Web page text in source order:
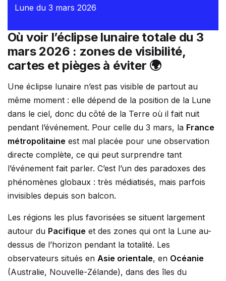
Lune du 3 mars 2026
Où voir l’éclipse lunaire totale du 3
mars 2026 : zones de visibilité,
cartes et pièges à éviter 🌍
Une éclipse lunaire n’est pas visible de partout au
même moment : elle dépend de la position de la Lune
dans le ciel, donc du côté de la Terre où il fait nuit
pendant l’événement. Pour celle du 3 mars, la France
métropolitaine est mal placée pour une observation
directe complète, ce qui peut surprendre tant
l’événement fait parler. C’est l’un des paradoxes des
phénomènes globaux : très médiatisés, mais parfois
invisibles depuis son balcon.
Les régions les plus favorisées se situent largement
autour du Pacifique et des zones qui ont la Lune au-
dessus de l’horizon pendant la totalité. Les
observateurs situés en Asie orientale, en Océanie
(Australie, Nouvelle-Zélande), dans des îles du